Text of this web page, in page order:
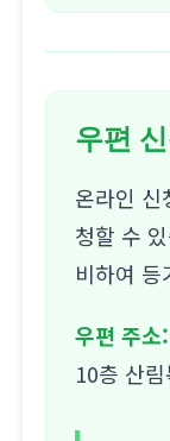
우편
온라인 신
청할 수
비하여
우편 주소:
10층 산